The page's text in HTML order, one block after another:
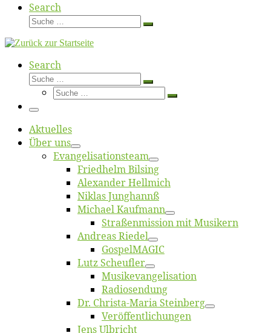
Search
Suche
Suche
Search
Suche
Suche
Suche
Suche
Menü
Ak­tu­el­les
Über uns
Evangelisa­tions­team
Fried­helm Bilsing
Alex­an­der Hellmich
Ni­klas Junghannß
Mi­cha­el Kaufmann
Straßenmis­sion mit Musikern
An­dre­as Riedel
Gos­pel­MA­GIC
Lutz Scheuf­ler
Musikevan­ge­li­sa­tion
Ra­dio­sen­dung
Dr. Chris­­ta-Ma­ria Steinberg
Ver­öf­fent­li­chun­gen
Jens Ulb­richt